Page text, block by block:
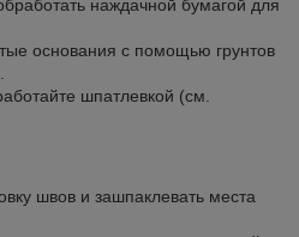
наждачной бумагой для
основания с помощью грунтов
шпатлевкой (см.
швов и зашпаклевать места